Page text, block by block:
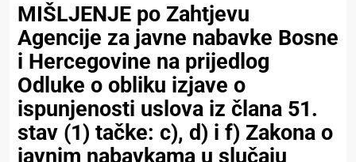
MIŠLJENJE po Zahtjevu
Agencije za javne nabavke Bosne
i Hercegovine na prijedlog
Odluke o obliku izjave o
ispunjenosti uslova iz člana 51.
stav (1) tačke: c), d) i f) Zakona o
javnim nabavkama u slučaju